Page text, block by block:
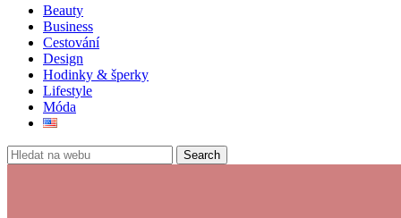
Beauty
Business
Cestování
Design
Hodinky & šperky
Lifestyle
Móda
Search